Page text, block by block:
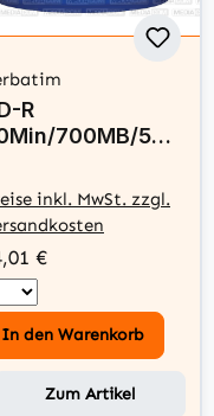
R
700MB/52x
inkl. MwSt. zzgl.
€
In den Warenkorb
Zum Artikel